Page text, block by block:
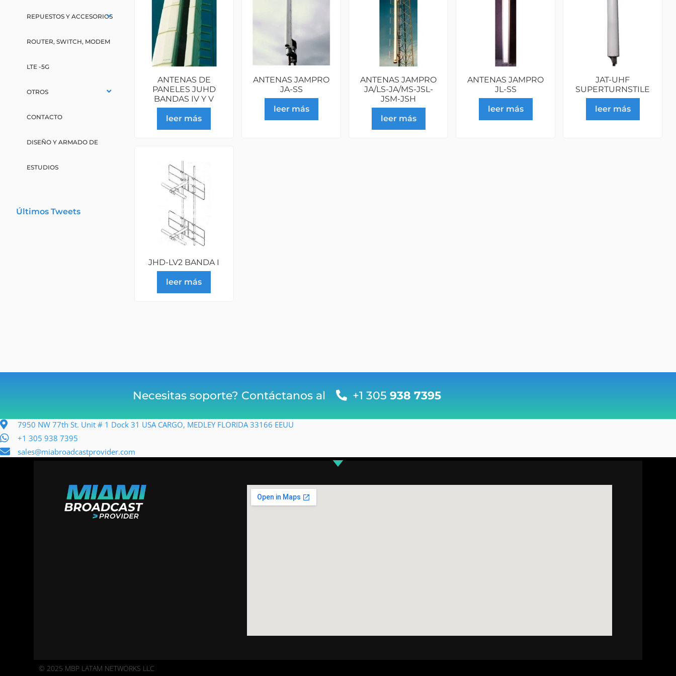
REPUESTOS Y ACCESORIOS
ROUTER, SWITCH, MODEM
LTE -5G
OTROS
CONTACTO
DISEÑO Y ARMADO DE
ESTUDIOS
Últimos Tweets
ANTENAS DE
PANELES JUHD
BANDAS IV Y V
leer más
ANTENAS JAMPRO
JA-SS
leer más
ANTENAS JAMPRO
JA/LS-JA/MS-JSL-
JSM-JSH
leer más
ANTENAS JAMPRO
JL-SS
leer más
JAT-UHF
SUPERTURNSTILE
leer más
JHD-LV2 BANDA I
leer más
Necesitas soporte? Contáctanos al +1 305 938 7395
7950 NW 77th St. Unit # 1 Dock 31 USA CARGO, MEDLEY FLORIDA 33166 EEUU
+1 305 938 7395
sales@miabroadcastprovider.com
© 2025 MBP LATAM NETWORKS LLC